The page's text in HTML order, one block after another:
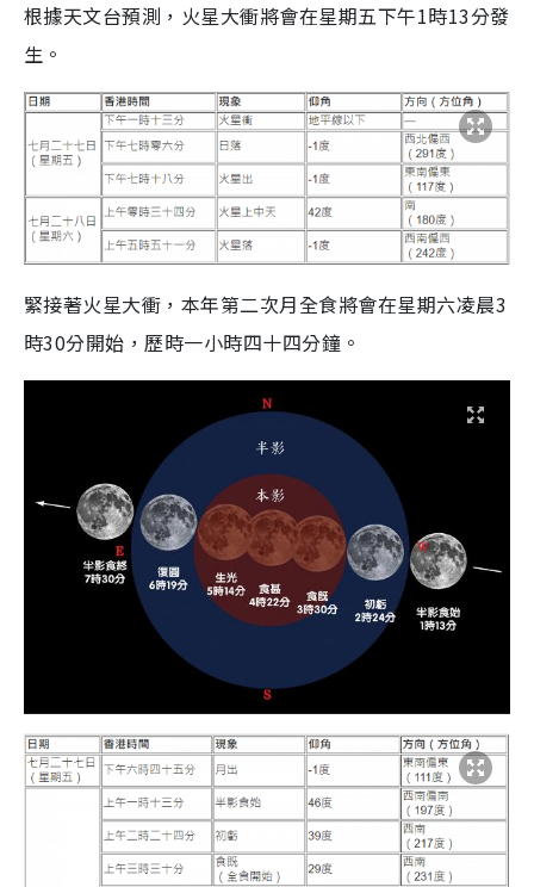
根據天文台預測，火星大衝將會在星期五下午1時13分發
生。
緊接著火星大衝，本年第二次月全食將會在星期六凌晨3
時30分開始，歷時一小時四十四分鐘。